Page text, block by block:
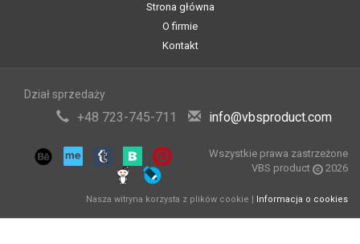
Strona główna
O firmie
Kontakt
Dział sprzedaży
+48 723-745-711 info@vbsproduct.com
Wszystkie prawa zastrzeżone
VBS product
2026
Nasza witryna korzysta z plików cookie | Informacja o cookies